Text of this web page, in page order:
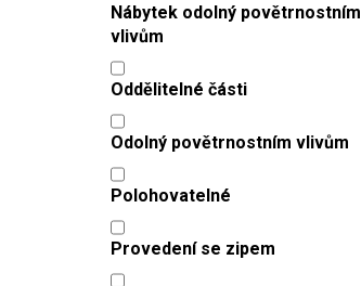
Nábytek odolný povětrnostním
vlivům
Oddělitelné části
Odolný povětrnostním vlivům
Polohovatelné
Provedení se zipem